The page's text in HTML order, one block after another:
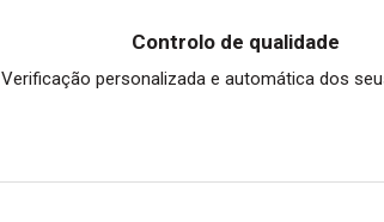
Controlo de qualidade
Verificação personalizada e automática dos